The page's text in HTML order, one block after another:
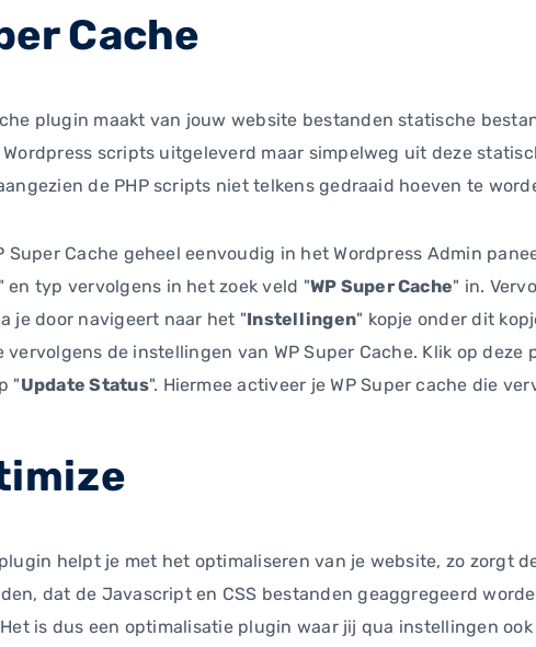
Cache
plugin maakt van jouw website bestanden statische
scripts uitgeleverd maar simpelweg uit deze
de PHP scripts niet telkens gedraaid hoeven te
Super Cache geheel eenvoudig in het Wordpress Admin
" en typ vervolgens in het zoek veld "WP Super Cache" in.
je door navigeert naar het "Instellingen" kopje onder dit
vervolgens de instellingen van WP Super Cache. Klik op deze
"Update Status". Hiermee activeer je WP Super cache die
helpt je met het optimaliseren van je website, zo zorgt
dat de Javascript en CSS bestanden geaggregeerd
is dus een optimalisatie plugin waar jij qua instellingen